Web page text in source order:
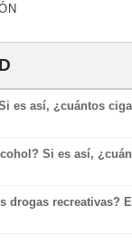
es así, ¿cuántos
Si es así,
drogas recreativas?